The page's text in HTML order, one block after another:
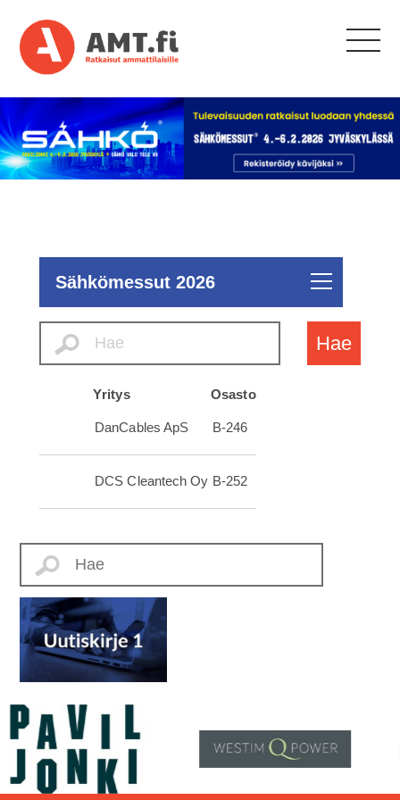
Sähkömessut 2026
Hae
Yritys Osasto
DanCables ApS B-246
DCS Cleantech Oy B-252